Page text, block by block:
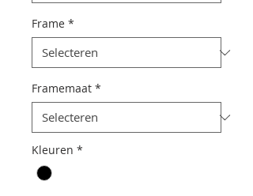
Frame *
Framemaat *
Kleuren *